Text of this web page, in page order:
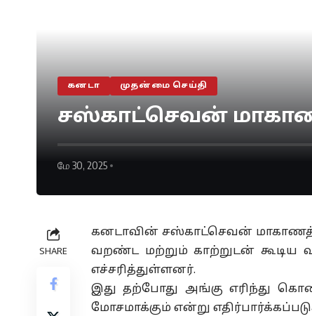
கனடா முதன்மை செய்தி
சஸ்காட்செவன்
மே 30, 2025
SHARE
கனடாவின் சஸ்காட்செவன்
வறண்ட மற்றும் காற்றுடன்
எச்சரித்துள்ளனர்.
இது தற்போது அங்கு எரிந்து
மோசமாக்கும் என்று